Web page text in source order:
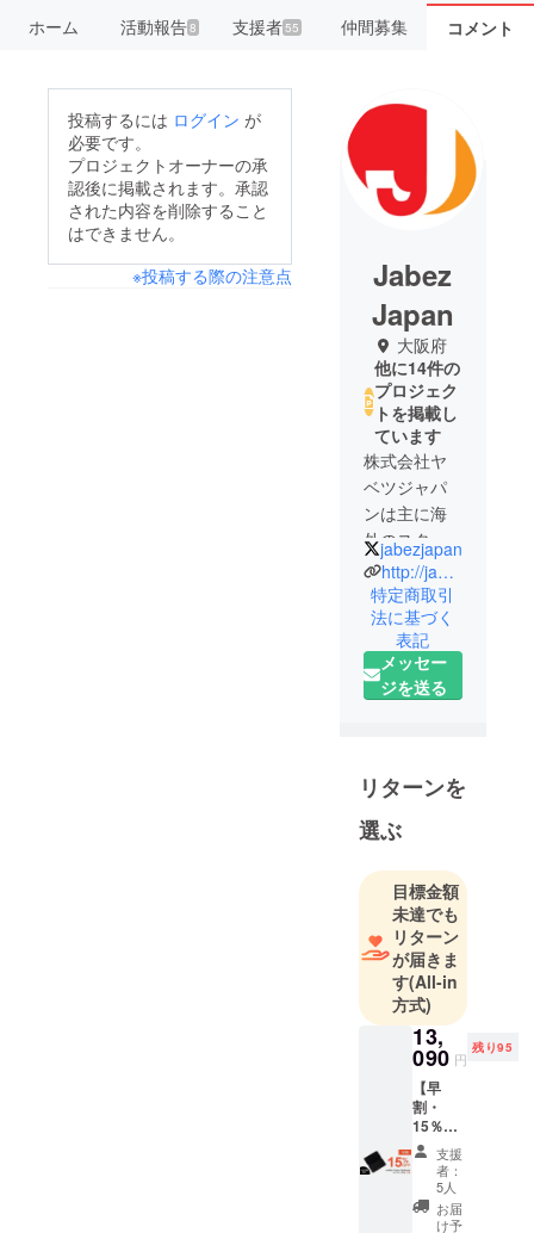
ホーム 活動報告8 支援者55 仲間募集 コメント
投稿するには ログイン が
必要です。
プロジェクトオーナーの承
認後に掲載されます。承認
された内容を削除すること
はできません。
※投稿する際の注意点
Jabez
Japan
大阪府
他に14件の
プロジェク
トを掲載し
ています
株式会社ヤ
ベツジャパ
ンは主に海
外のスター
トアップ企
業の製品を
輸入販売し
ている商社
です。ス
タートアッ
いものが開
発できるよ
うに販路を
り、ユー
ザーにはモ
ノの新しさ
と楽しさを
通してより
豊かで個性
的なライフ
スタイルを
提案できる
ように努め
ておりま
す。
jabezjapan
http://jabez.jp
特定商取引
法に基づく
表記
メッセー
ジを送る
リターンを
選ぶ
目標金額
未達でも
リターン
が届きま
す(All-in
方式)
13,
090 円
残り95
【早
割・
15％オ
フ】100
名様限
定 ■
mokibo
Fusion
支援
者：
5人
お届
け予